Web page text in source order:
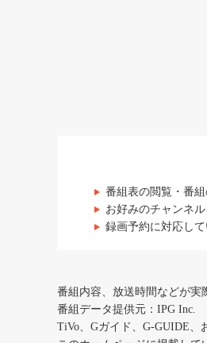
番組表の閲覧・番
お好みのチャンネ
録画予約に対応し
番組内容、放送時間などが実
番組データ提供元：IPG Inc.
TiVo、Gガイド、G-GUIDE、